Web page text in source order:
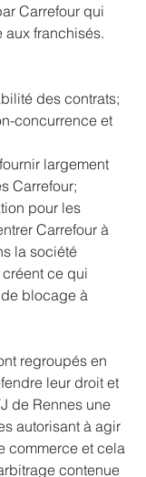
Carrefour qui
aux franchisés.
des contrats;
concurrence et
largement
Carrefour;
pour les
Carrefour à
la société
créent ce qui
blocage à
regroupés en
leur droit et
de Rennes une
autorisant à agir
commerce et cela
contenue